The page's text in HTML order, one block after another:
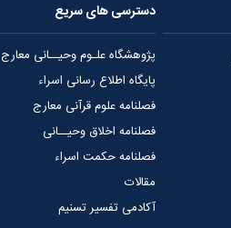
دسترسی های سریع
پژوهشگاه علـوم وحیــانی معارج
پایگاه اطلاع رسانی اسراء
فصلنامه علوم قرآنی معارج
فصلنامه اخلاق وحیــانی
فصلنامه حکمت اسراء
مقالات
آکادمی تفسیر تسنیم